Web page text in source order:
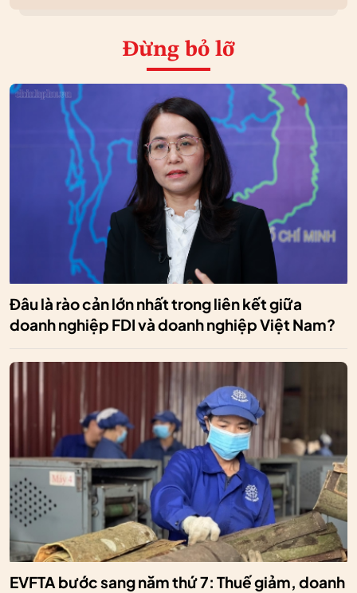
Đừng bỏ lỡ
Đâu là rào cản lớn nhất trong liên kết giữa
doanh nghiệp FDI và doanh nghiệp Việt Nam?
EVFTA bước sang năm thứ 7: Thuế giảm, doanh